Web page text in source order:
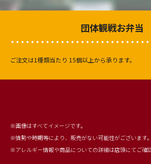
※画像はすべてイメージです。
※情勢や時期等により、販売がない可能性がございます。
※アレルギー情報や商品についての詳細は店頭にてご確
団体観戦お弁当
ご注文は1種類当たり 15個以上から承ります。